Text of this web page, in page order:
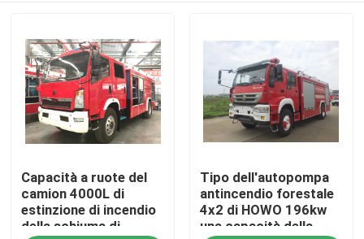
Casa
Prodotti
Circa noi
Capacità a ruote del
camion 4000L di
estinzione di incendio
della schiuma di
Tipo dell'autopompa
antincendio forestale
4x2 di HOWO 196kw
una capacità della